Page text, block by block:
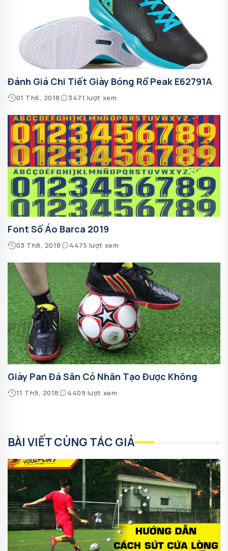
Đánh Giá Chi Tiết Giày Bóng Rổ Peak E62791A
01 Th6, 2018 3471 lượt xem
Font Số Áo Barca 2019
03 Th8, 2018 4475 lượt xem
Giày Pan Đá Sân Cỏ Nhân Tạo Được Không
11 Th9, 2018 4409 lượt xem
BÀI VIẾT CÙNG TÁC GIẢ